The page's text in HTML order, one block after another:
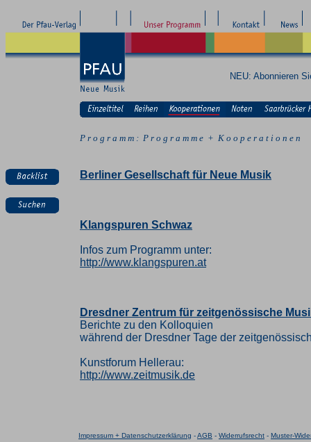
NEU: Abonnieren
P r o g r a m m : P r o g r a m m e + K o o p e r a t i o n e n
Berliner Gesellschaft für Neue Musik
Klangspuren Schwaz
Infos zum Programm unter:
http://www.klangspuren.at
Dresdner Zentrum für zeitgenössische
Berichte zu den Kolloquien
während der Dresdner Tage der
Kunstforum Hellerau:
http://www.zeitmusik.de
Impressum + Datenschutzerklärung -AGB - Widerrufsrecht - Muster-